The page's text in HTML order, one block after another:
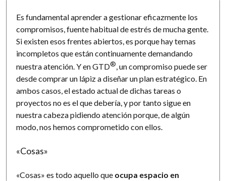
Es fundamental aprender a gestionar eficazmente los
compromisos, fuente habitual de estrés de mucha gente.
Si existen esos frentes abiertos, es porque hay temas
incompletos que están continuamente demandando
nuestra atención. Y en GTD®, un compromiso puede ser
desde comprar un lápiz a diseñar un plan estratégico. En
ambos casos, el estado actual de dichas tareas o
proyectos no es el que debería, y por tanto sigue en
nuestra cabeza pidiendo atención porque, de algún
modo, nos hemos comprometido con ellos.
«Cosas»
«Cosas» es todo aquello que ocupa espacio en